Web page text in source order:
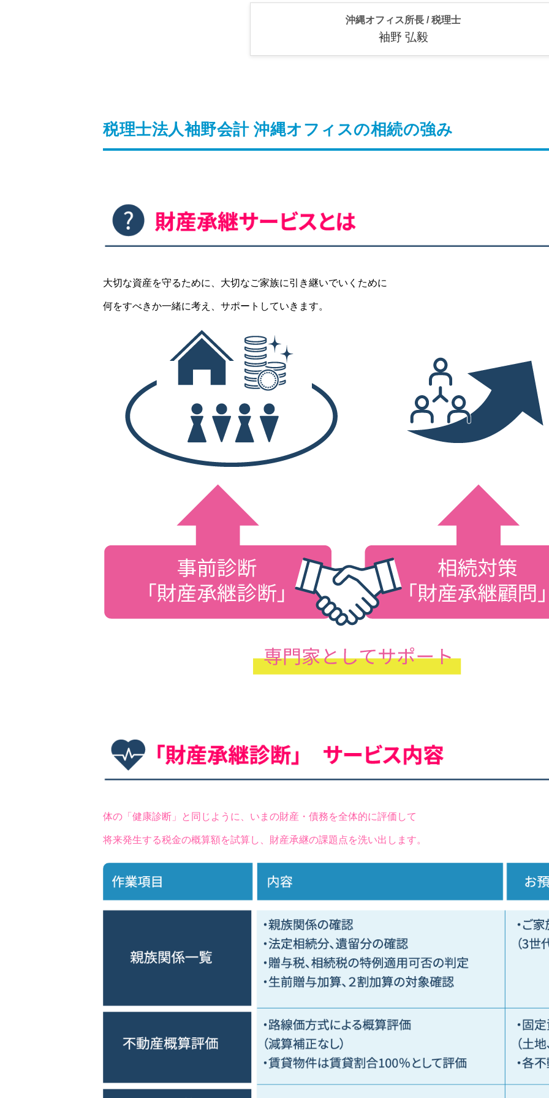
サービス
スタッフ
お知らせ
採用情報
お問い合わせ
沖縄オフィス所長 / 税理士
袖野 弘毅
税理士法人袖野会計 沖縄オフィスの相続の強み
大切な資産を守るために、大切なご家族に引き継いでいくために
何をすべきか一緒に考え、サポートしていきます。
体の「健康診断」と同じように、いまの財産・債務を全体的に評価して
将来発生する税金の概算額を試算し、財産承継の課題点を洗い出します。